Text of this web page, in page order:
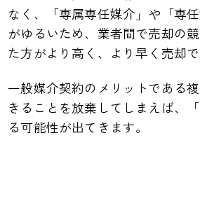
なく、「専属専任媒介」や「専
がゆるいため、業者間で売却の
た方がより高く、より早く売却で
一般媒介契約のメリットである
きることを放棄してしまえば、
る可能性が出てきます。